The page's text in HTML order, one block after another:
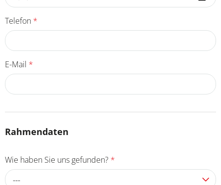
Telefon *
E-Mail *
Rahmendaten
Wie haben Sie uns gefunden? *
---